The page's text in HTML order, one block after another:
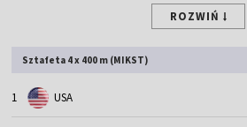
ROZWIŃ
Sztafeta 4 x 400 m (MIKST)
1 USA